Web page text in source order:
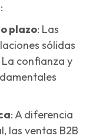
plazo: Las
sólidas
confianza y
: A diferencia
las ventas B2B